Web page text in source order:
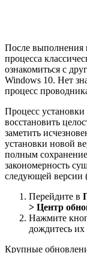
После выполнения
процесса
ознакомиться с
Windows 10. Нет
процесс
Процесс
восстановить
заметить
установки новой
полным
закономерность
следующей версии
Перейдите в
> Центр
Нажмите
дождитесь их
Крупные